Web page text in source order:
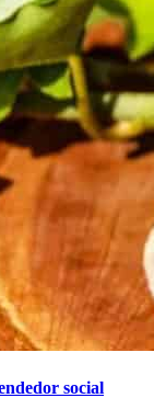
social